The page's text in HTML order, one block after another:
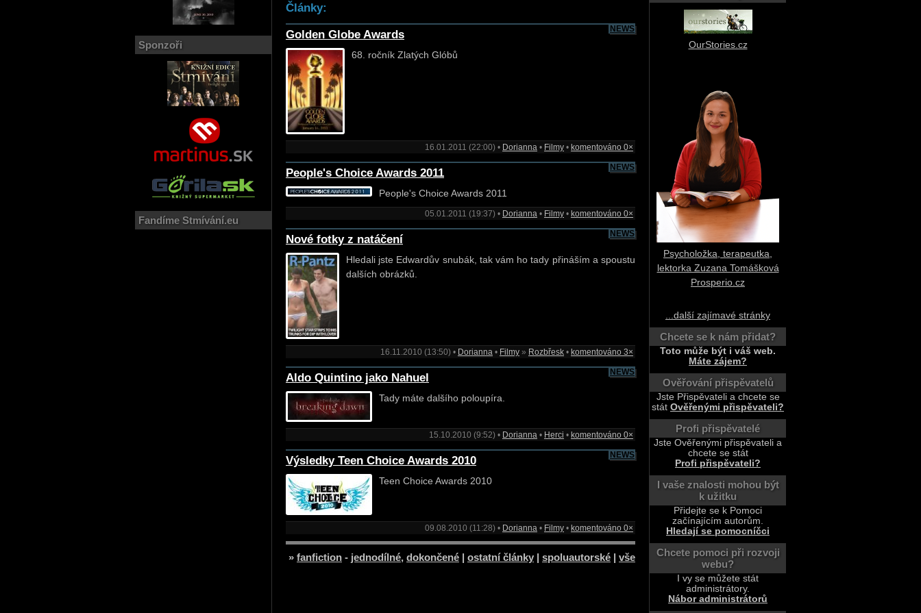
Sponzoři
Fandíme Stmívání.eu
Články:
NEWS
Golden Globe Awards
68. ročník Zlatých Glóbů
16.01.2011 (22:00) • Dorianna • Filmy • komentováno 0×
NEWS
People's Choice Awards 2011
People's Choice Awards 2011
05.01.2011 (19:37) • Dorianna • Filmy • komentováno 0×
NEWS
Nové fotky z natáčení
Hledali jste Edwardův snubák, tak vám ho tady přináším a spoustu
dalších obrázků.
16.11.2010 (13:50) • Dorianna • Filmy » Rozbřesk • komentováno 3×
NEWS
Aldo Quintino jako Nahuel
Tady máte dalšího poloupíra.
15.10.2010 (9:52) • Dorianna • Herci • komentováno 0×
NEWS
Výsledky Teen Choice Awards 2010
Teen Choice Awards 2010
09.08.2010 (11:28) • Dorianna • Filmy • komentováno 0×
» fanfiction - jednodílné, dokončené | ostatní články | spoluautorské | vše
OurStories.cz
Psycholožka, terapeutka,
lektorka Zuzana Tomášková
Prosperio.cz
...další zajímavé stránky
Chcete se k nám přidat?
Toto může být i váš web.
Máte zájem?
Ověřování přispěvatelů
Jste Přispěvateli a chcete se
stát Ověřenými přispěvateli?
Profi přispěvatelé
Jste Ověřenými přispěvateli a
chcete se stát
Profi přispěvateli?
I vaše znalosti mohou být
k užitku
Přidejte se k Pomoci
začínajícím autorům.
Hledají se pomocníčci
Chcete pomoci při rozvoji
webu?
I vy se můžete stát
administrátory.
Nábor administrátorů